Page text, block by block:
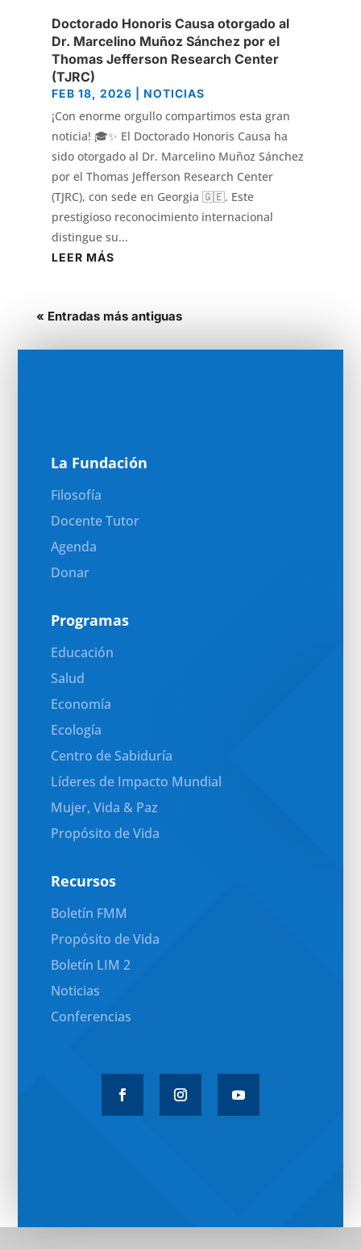
Doctorado Honoris Causa otorgado al
Dr. Marcelino Muñoz Sánchez por el
Thomas Jefferson Research Center
(TJRC)
FEB 18, 2026 NOTICIAS
¡Con enorme orgullo compartimos esta gran
noticia! 🎓✨ El Doctorado Honoris Causa ha
sido otorgado al Dr. Marcelino Muñoz Sánchez
por el Thomas Jefferson Research Center
(TJRC), con sede en Georgia 🇬🇪. Este
prestigioso reconocimiento internacional
distingue su...
LEER MÁS
« Entradas más antiguas
La Fundación
Filosofía
Docente Tutor
Agenda
Donar
Programas
Educación
Salud
Economía
Ecología
Centro de Sabiduría
Líderes de Impacto Mundial
Mujer, Vida & Paz
Propósito de Vida
Recursos
Boletín FMM
Propósito de Vida
Boletín LIM 2
Noticias
Conferencias